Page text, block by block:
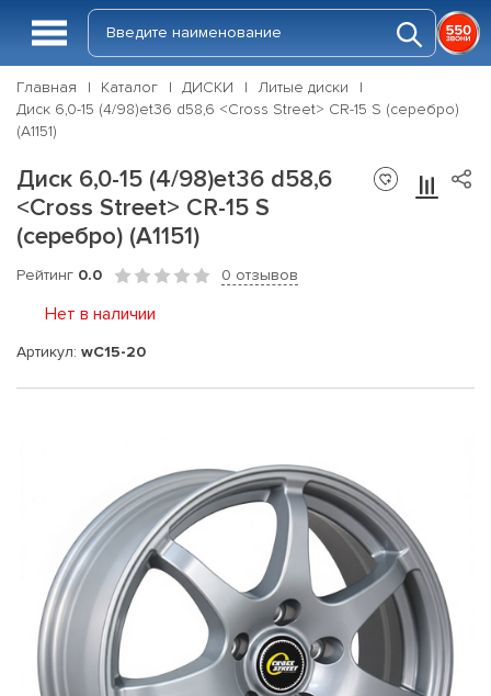
Главная Каталог ДИСКИ
Литые диски
Диск 6,0-15 (4/98)et36 d58,6 <Cross Street> CR-15 S (серебро)
(A1151)
Диск 6,0-15 (4/98)et36 d58,6
<Cross Street> CR-15 S
(серебро) (A1151)
Рейтинг 0.0 0 отзывов
Нет в наличии
Артикул: wC15-20